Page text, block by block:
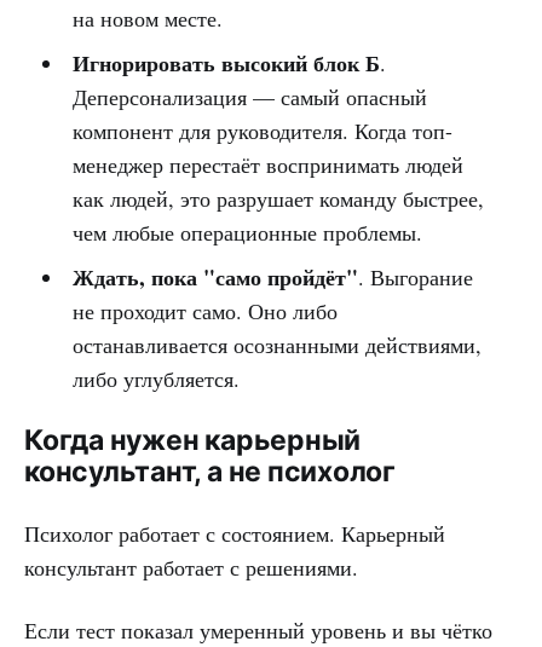
на новом месте.
Игнорировать высокий блок Б.
Деперсонализация — самый опасный
компонент для руководителя. Когда топ-
менеджер перестаёт воспринимать людей
как людей, это разрушает команду быстрее,
чем любые операционные проблемы.
Ждать, пока "само пройдёт". Выгорание
не проходит само. Оно либо
останавливается осознанными действиями,
либо углубляется.
Когда нужен карьерный
консультант, а не психолог
Психолог работает с состоянием. Карьерный
консультант работает с решениями.
Если тест показал умеренный уровень и вы чётко